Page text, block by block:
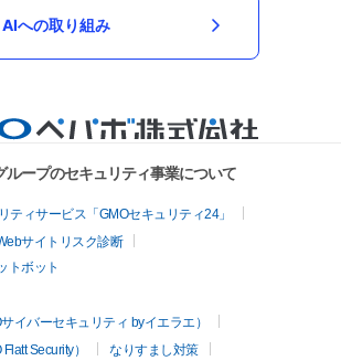
AIへの取り組み
ループのセキュリティ事業について
ティサービス「GMOセキュリティ24」
サイトリスク診断
トボット
イバーセキュリティ byイエラエ）
Security）
なりすまし対策